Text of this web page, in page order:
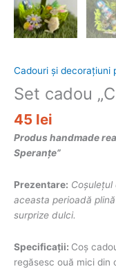
Cadouri și decorațiuni
Set cadou
45 lei
Produs handmade
Speranțe”
Prezentare:
aceasta perioadă
surprize dulci.
Specificații: Coș
regăsesc ouă mici din